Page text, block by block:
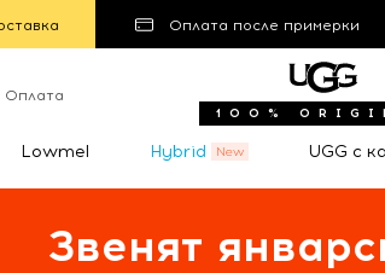
Оплата после примерки
Оплата
100%
Lowmel Hybrid UGG с
Звенят